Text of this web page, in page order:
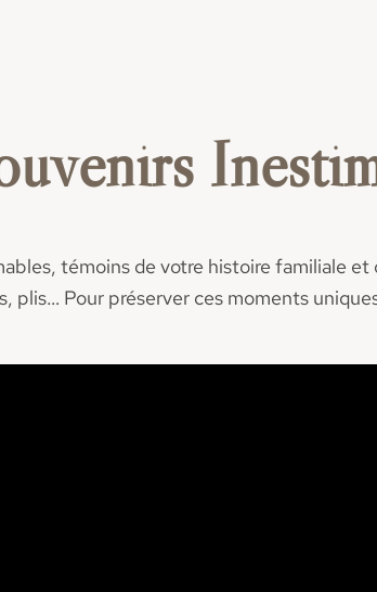
témoins de votre histoire familiale et
plis… Pour préserver ces moments